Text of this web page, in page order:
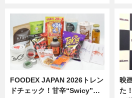
FOODEX JAPAN 2026トレン
ドチェック！甘辛“Swicy”…
映
た